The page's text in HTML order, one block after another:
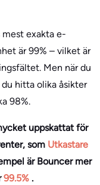
mest exakta e-
är 99% – vilket är
Men när du
hitta olika åsikter
98%.
uppskattat för
som Utkastare
är Bouncer mer
99.5% .